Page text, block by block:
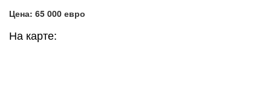
Цена: 65 000 евро
На карте: